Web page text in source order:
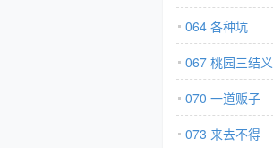
064 各种坑
067 桃园三结义
070 一道贩子
073 来去不得